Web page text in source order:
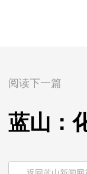
阅读下一篇
蓝山：